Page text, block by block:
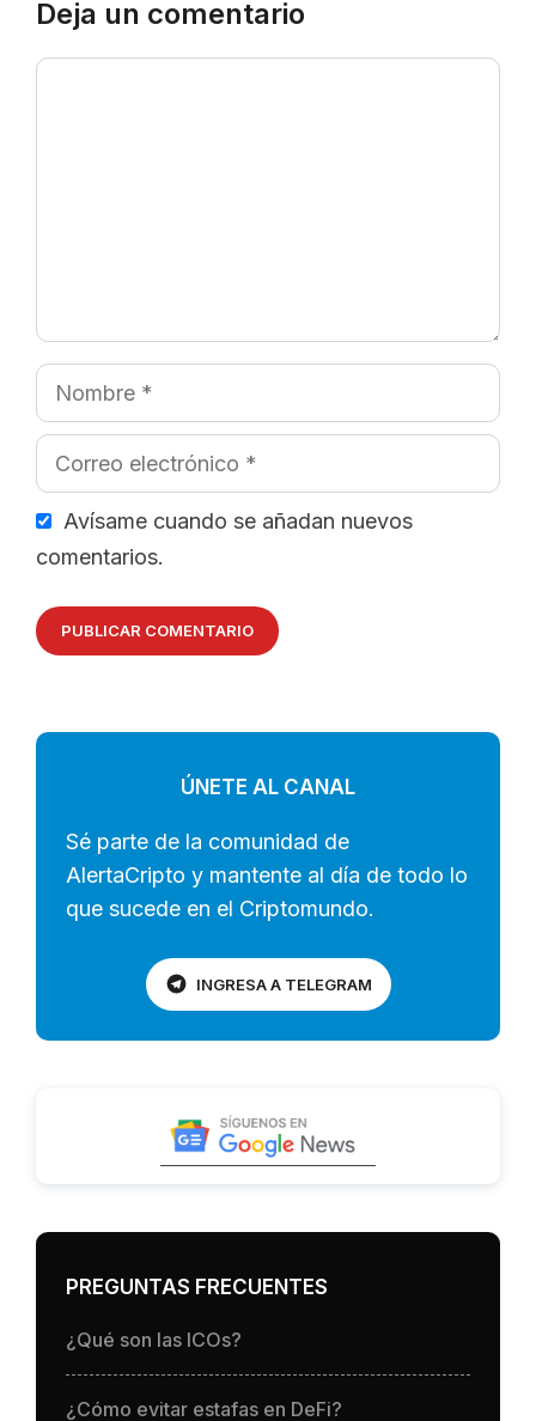
Deja un comentario
Comentario
Nombre
Correo
electrónico
Avísame cuando se añadan nuevos
comentarios.
ÚNETE AL CANAL
Sé parte de la comunidad de
AlertaCripto y mantente al día de todo lo
que sucede en el Criptomundo.
INGRESA A TELEGRAM
PREGUNTAS FRECUENTES
¿Qué son las ICOs?
¿Cómo evitar estafas en DeFi?